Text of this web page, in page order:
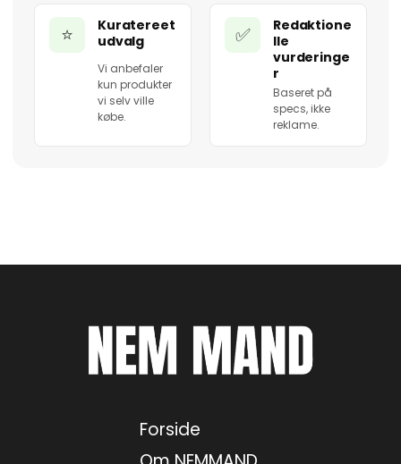
⭐
Kuratereet
udvalg
Vi anbefaler
kun produkter
vi selv ville
købe.
✅
Redaktione
lle
vurderinge
r
Baseret på
specs, ikke
reklame.
Forside